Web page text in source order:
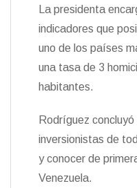
La presidenta
indicadores que
uno de los países
una tasa de 3
habitantes.
Rodríguez
inversionistas de
y conocer de
Venezuela.